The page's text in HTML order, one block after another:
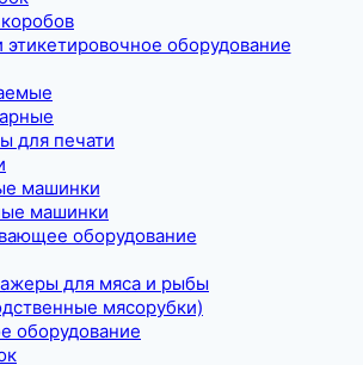
оборудование
для печати
машинки
машинки
оборудование
для мяса и рыбы
мясорубки)
оборудование